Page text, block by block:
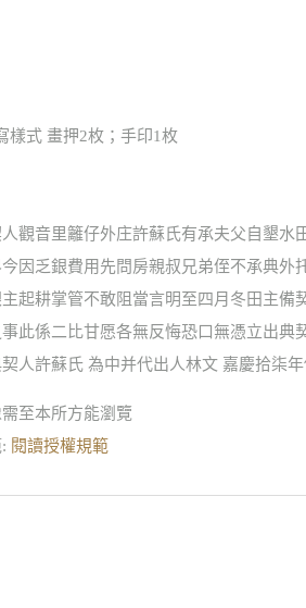
樣式 畫押2枚；手印1枚
觀音里籬仔外庄許蘇氏有承夫父自墾
今因乏銀費用先問房親叔兄弟侄不承典
起耕掌管不敢阻當言明至四月冬田主
此係二比甘愿各無反悔恐口無憑立出典
契人許蘇氏 為中并代出人林文 嘉慶拾柒
至本所方能瀏覽
閱讀授權規範